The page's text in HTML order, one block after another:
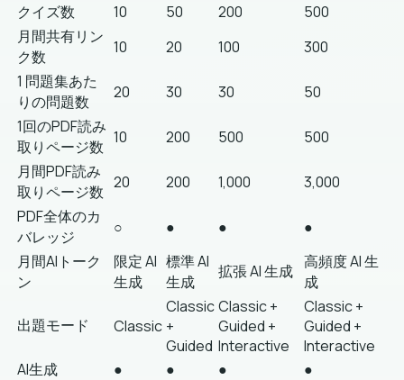
クイズ数
10 50 200
500
月間共有リン
ク数
10 20 100
300
1 問題集あた
りの問題数
20 30 30
50
1回のPDF読み
取りページ数 10 200 500
500
月間PDF読み
取りページ数 20 200 1,000
3,000
PDF全体のカ
バレッジ
○ ● ●
●
月間AIトーク
ン
限定 AI
生成
標準 AI
生成
拡張 AI 生成 高頻度 AI 生
成
出題モード Classic
Classic
+
Guided
Classic +
Guided +
Interactive
Classic +
Guided +
Interactive
AI生成
● ● ●
●